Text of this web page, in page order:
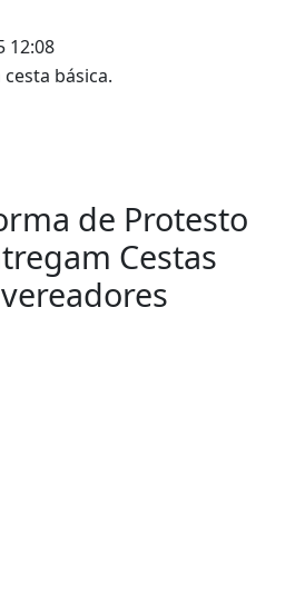
12:08
de Protesto
Cestas